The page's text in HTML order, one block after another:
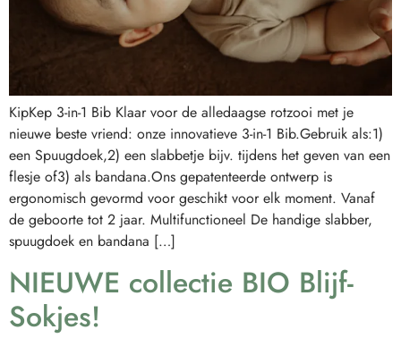
KipKep 3-in-1 Bib Klaar voor de alledaagse rotzooi met je
nieuwe beste vriend: onze innovatieve 3-in-1 Bib.Gebruik als:1)
een Spuugdoek,2) een slabbetje bijv. tijdens het geven van een
flesje of3) als bandana.Ons gepatenteerde ontwerp is
ergonomisch gevormd voor geschikt voor elk moment. Vanaf
de geboorte tot 2 jaar. Multifunctioneel De handige slabber,
spuugdoek en bandana […]
NIEUWE collectie BIO Blijf-
Sokjes!